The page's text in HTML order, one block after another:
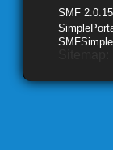
SMF 2.0.15